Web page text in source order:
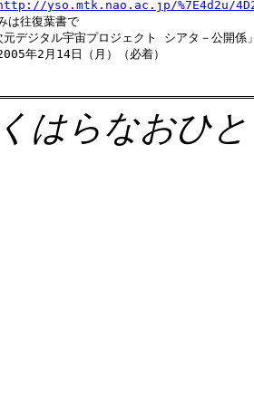
yso.mtk.nao.ac.jp/%7E4d2u/
は往復葉書で
ジタル宇宙プロジェクト シアタ－公開係
はらなおひ